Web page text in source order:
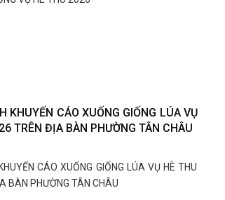
KHUYẾN CÁO XUỐNG GIỐNG LÚA VỤ
TRÊN ĐỊA BÀN PHƯỜNG TÂN CHÂU
CÁO XUỐNG GIỐNG LÚA VỤ HÈ THU
BÀN PHƯỜNG TÂN CHÂU